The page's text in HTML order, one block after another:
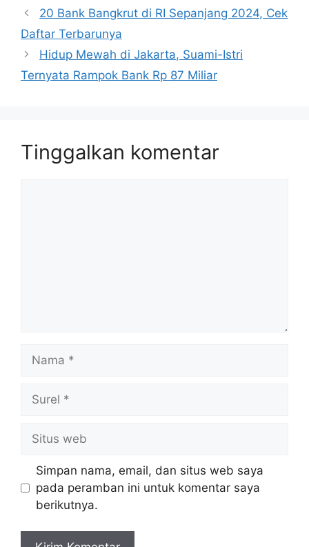
20 Bank Bangkrut di RI Sepanjang 2024, Cek
Daftar Terbarunya
Hidup Mewah di Jakarta, Suami-Istri
Ternyata Rampok Bank Rp 87 Miliar
Tinggalkan komentar
web
Simpan nama, email, dan situs web saya
pada peramban ini untuk komentar saya
berikutnya.